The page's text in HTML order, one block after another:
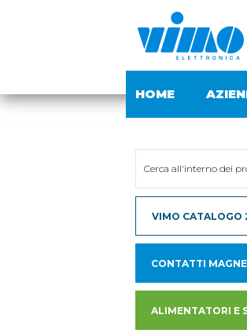
HOME
VIMO CATALOGO
CONTATTI